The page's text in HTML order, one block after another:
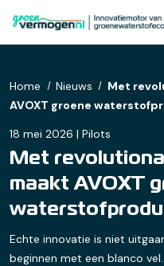
Home Nieuws
Met
AVOXT groene
18 mei 2026 | Pilots
Met
maakt AVOXT
Echte innovatie is niet
beginnen met een blanco